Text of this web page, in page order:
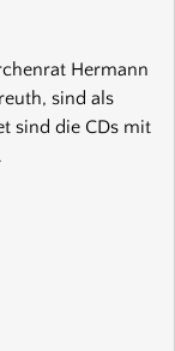
Hermann
sind als
sind die CDs mit